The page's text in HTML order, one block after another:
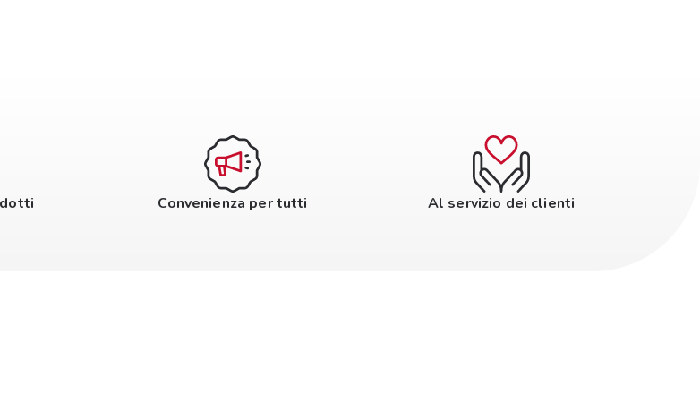
Convenienza per tutti Al servizio dei clienti